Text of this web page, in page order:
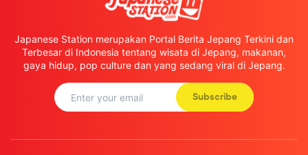
Japanese Station merupakan Portal Berita Jepang Terkini dan
Terbesar di Indonesia tentang wisata di Jepang, makanan,
gaya hidup, pop culture dan yang sedang viral di Jepang.
Subscribe